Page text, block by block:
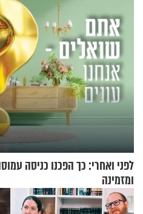
לפני ואחרי: כך הפכנו כניסה
ומזמינה